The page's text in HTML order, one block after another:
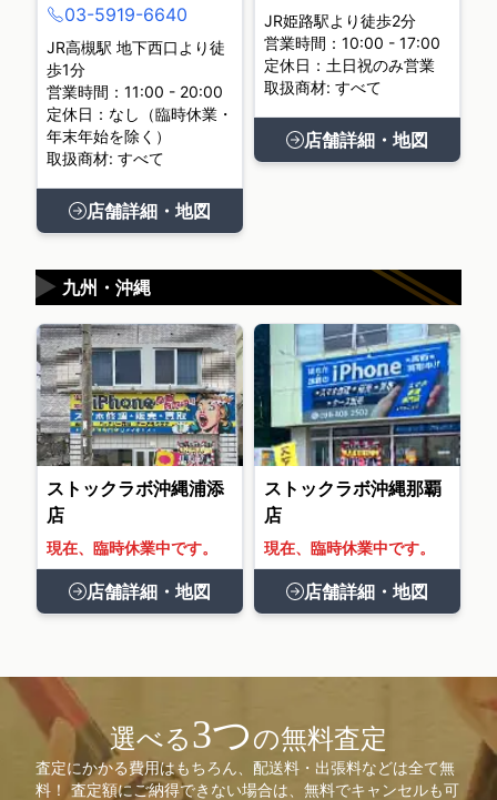
03-5919-6640
JR高槻駅 地下西口より徒
歩1分
営業時間：11:00 - 20:00
定休日：なし（臨時休業・
年末年始を除く）
取扱商材: すべて
店舗詳細・地図
JR姫路駅より徒歩2分
営業時間：10:00 - 17:00
定休日：土日祝のみ営業
取扱商材: すべて
店舗詳細・地図
九州・沖縄
▶
ストックラボ沖縄浦添
店
現在、臨時休業中です。
店舗詳細・地図
ストックラボ沖縄那覇
店
現在、臨時休業中です。
店舗詳細・地図
選べる3つの無料査定
査定にかかる費用はもちろん、配送料・出張料などは全て無
料！ 査定額にご納得できない場合は、無料でキャンセルも可